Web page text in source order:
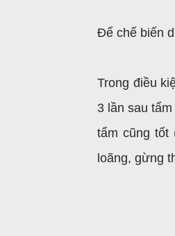
Để chế biến
Trong điều
3 lần sau
tẩm cũng tốt
loãng, gừng